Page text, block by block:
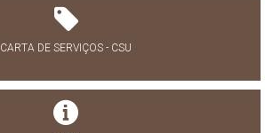
CARTA DE SERVIÇOS - CSU